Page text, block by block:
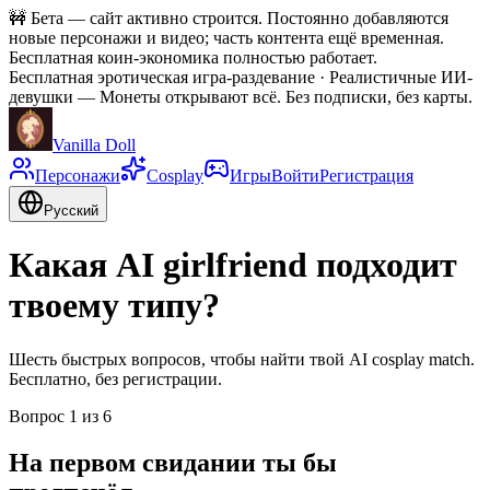
🚧 Бета — сайт активно строится. Постоянно добавляются
новые персонажи и видео; часть контента ещё временная.
Бесплатная коин-экономика полностью работает.
Бесплатная эротическая игра-раздевание · Реалистичные ИИ-
девушки — Монеты открывают всё. Без подписки, без карты.
Vanilla Doll
Персонажи
Cosplay ИгрыВойтиРегистрация
Русский
Какая AI girlfriend подходит
твоему типу?
Шесть быстрых вопросов, чтобы найти твой AI cosplay match.
Бесплатно, без регистрации.
Вопрос 1 из 6
На первом свидании ты бы